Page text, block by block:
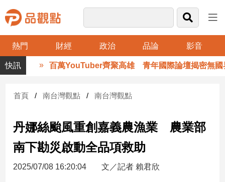
熱門 財經 政治 品論 影音
品
觀
財
台
財
新
百萬YouTuber齊聚高雄 青年國際論壇揭密無國界工
首頁 南台灣觀點 南台灣觀點
丹娜絲颱風重創嘉義農漁業 農業部
南下勘災啟動全品項救助
2025/07/08 16:20:04 文／記者 賴君欣